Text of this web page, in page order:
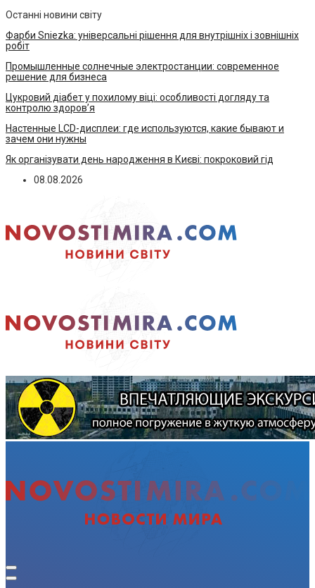
Останні новини світу
Фарби Sniezka: універсальні рішення для внутрішніх і зовнішніх
робіт
Промышленные солнечные электростанции: современное
решение для бизнеса
Цукровий діабет у похилому віці: особливості догляду та
контролю здоров’я
Настенные LCD-дисплеи: где используются, какие бывают и
зачем они нужны
Як організувати день народження в Києві: покроковий гід
08.08.2026